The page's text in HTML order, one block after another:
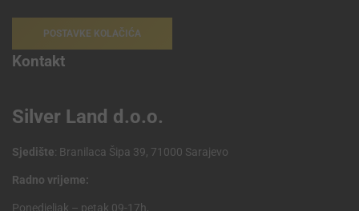
POSTAVKE KOLAČIĆA
Kontakt
Silver Land d.o.o.
Sjedište: Branilaca Šipa 39, 71000 Sarajevo
Radno vrijeme:
Ponedjeljak – petak 09-17h,